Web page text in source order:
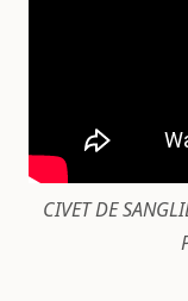
CIVET DE